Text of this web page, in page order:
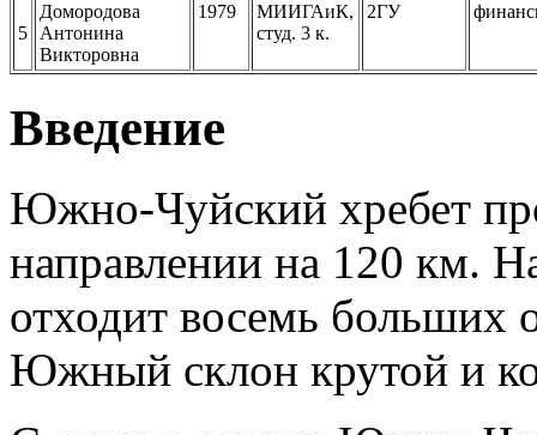
5
Домородовa
Антонинa
Викторовна
1979
МИИГАиК,
студ. 3 к.
2ГУ
Введение
Южно-Чуйский хребет
направлении на 120 км.
отходит восемь больших
Южный склон крутой и